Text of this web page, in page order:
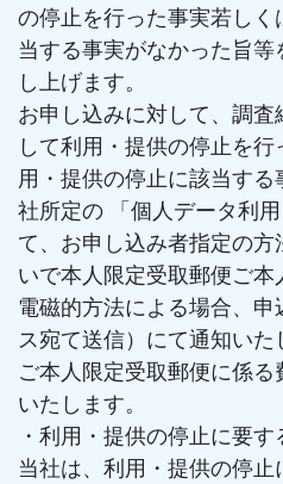
の停止を行った事実若し
当する事実がなかった旨等
し上げます。
お申し込みに対して、調
して利用・提供の停止を行
用・提供の停止に該当す
社所定の 「個人データ利
て、お申し込み者指定の
いで本人限定受取郵便ご本
電磁的方法による場合、
ス宛て送信）にて通知い
ご本人限定受取郵便に係
いたします。
・利用・提供の停止に要す
当社は、利用・提供の停